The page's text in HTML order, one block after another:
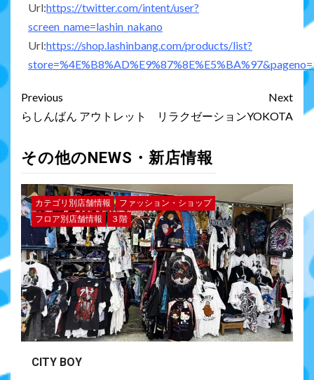
Url:https://twitter.com/intent/user?
screen_name=lashin_nakano
Url:https://shop.lashinbang.com/products/list?
Previous
らしんばん アウトレット
Next
リラクゼーションYOKOTA
その他のNEWS・新店情報
カテゴリ別店舗情報
ファッション・ショップ
フロア別店舗情報
３階
CITY BOY